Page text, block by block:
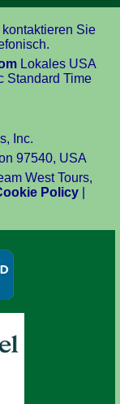
Sie
Lokales USA
Standard Time
Inc.
97540, USA
West Tours,
Policy